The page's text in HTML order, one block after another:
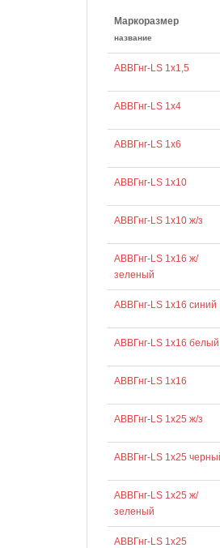
Маркоразмер
название
АВВГнг-LS 1х1,5
АВВГнг-LS 1х4
АВВГнг-LS 1х6
АВВГнг-LS 1х10
АВВГнг-LS 1х10 ж/з
АВВГнг-LS 1х16 ж/
зеленый
АВВГнг-LS 1х16 синий
АВВГнг-LS 1х16 белый
АВВГнг-LS 1х16
АВВГнг-LS 1х25 ж/з
АВВГнг-LS 1х25
АВВГнг-LS 1х25 ж/
зеленый
АВВГнг-LS 1х25